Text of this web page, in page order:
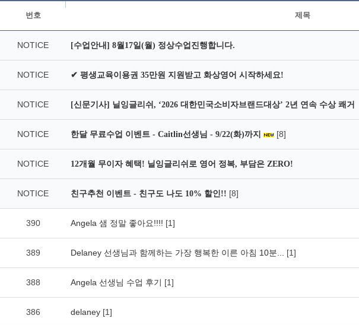
번호 제목
NOTICE [수업안내] 8월17일(월) 정상수업진행합니다.
NOTICE ✔ 평생교육이용권 35만원 지원받고 화상영어 시작하세요!
NOTICE [신문기사] 닐잉글리쉬, ‘2026 대한민국소비자브랜드대상’ 2년 연속 수상 쾌거
NOTICE 한달 무료수업 이벤트 - Caitlin선생님 - 9/22(화)까지 [8]
NOTICE 12개월 무이자 혜택! 닐잉글리쉬로 영어 정복, 부담은 ZERO!
NOTICE 친구추천 이벤트 - 친구도 나도 10% 할인!! [8]
390 Angela 샘 정말 좋아요!!!! [1]
389 Delaney 선생님과 함께하는 가장 행복한 이른 아침 10분... [1]
388 Angela 선생님 수업 후기 [1]
386 delaney [1]